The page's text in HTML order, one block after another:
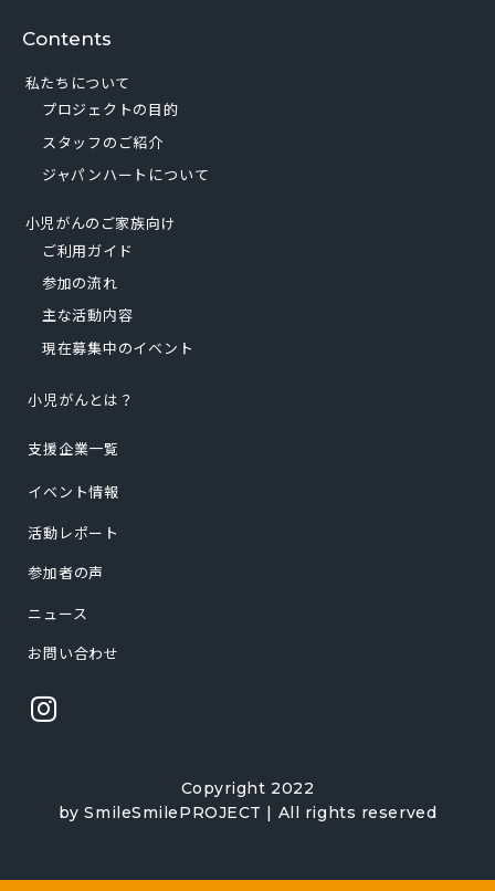
Contents
私たちについて
プロジェクトの目的
スタッフのご紹介
ジャパンハートについて
小児がんのご家族向け
ご利用ガイド
参加の流れ
主な活動内容
現在募集中のイベント
小児がんとは？
支援企業一覧
イベント情報
活動レポート
参加者の声
ニュース
お問い合わせ
Copyright 2022
by SmileSmilePROJECT | All rights reserved